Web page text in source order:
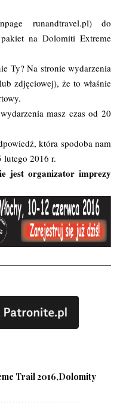
runandtravel.pl) do
na Dolomiti Extreme
Ty? Na stronie wydarzenia
zdjęciowej), że to właśnie
masz czas od 20
która spodoba nam
lutego 2016 r.
jest organizator imprezy
Trail 2016 Dolomity